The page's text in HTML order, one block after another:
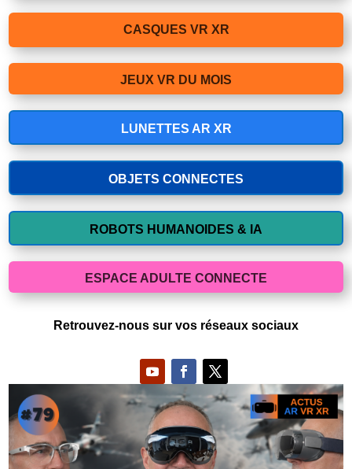
CASQUES VR XR
JEUX VR DU MOIS
LUNETTES AR XR
OBJETS CONNECTES
ROBOTS HUMANOIDES & IA
ESPACE ADULTE CONNECTE
Retrouvez-nous sur vos réseaux sociaux